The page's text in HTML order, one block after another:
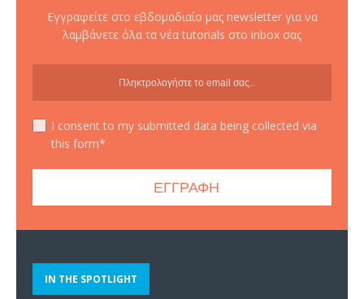
Εγγραφείτε στο εβδομαδιαίο μας newsletter για να
λαμβάνετε όλα τα νέα tutorials στο inbox σας
I consent to my submitted data being collected via
this form*
IN THE SPOTLIGHT